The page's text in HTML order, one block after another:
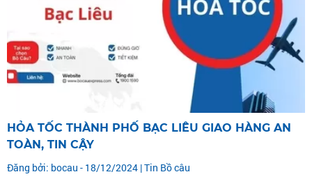
HỎA TỐC THÀNH PHỐ BẠC LIÊU GIAO HÀNG AN
TOÀN, TIN CẬY
Đăng bởi: bocau - 18/12/2024 |Tin Bồ câu